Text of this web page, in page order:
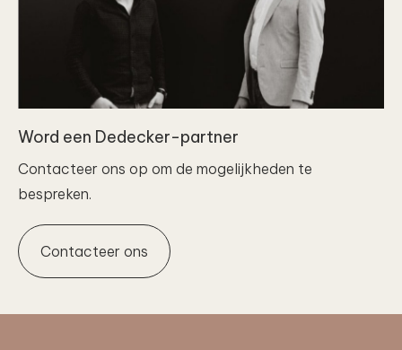
Word een Dedecker-partner
Contacteer ons op om de mogelijkheden te
bespreken.
Contacteer ons